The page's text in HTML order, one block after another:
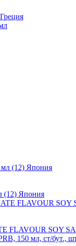
(12) Япония
FLAVOUR SOY